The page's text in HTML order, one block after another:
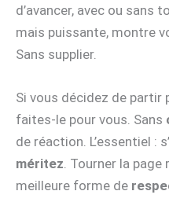
d’avancer, avec ou sans
mais puissante, montre
Sans supplier.
Si vous décidez de partir
faites-le pour vous. Sans
de réaction. L’essentiel :
méritez . Tourner la
meilleure forme de